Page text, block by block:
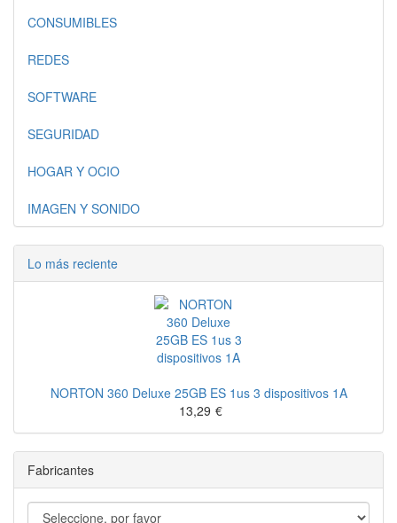
CONSUMIBLES
REDES
SOFTWARE
SEGURIDAD
HOGAR Y OCIO
IMAGEN Y SONIDO
Lo más reciente
NORTON 360 Deluxe 25GB ES 1us 3 dispositivos 1A
13,29 €
Fabricantes